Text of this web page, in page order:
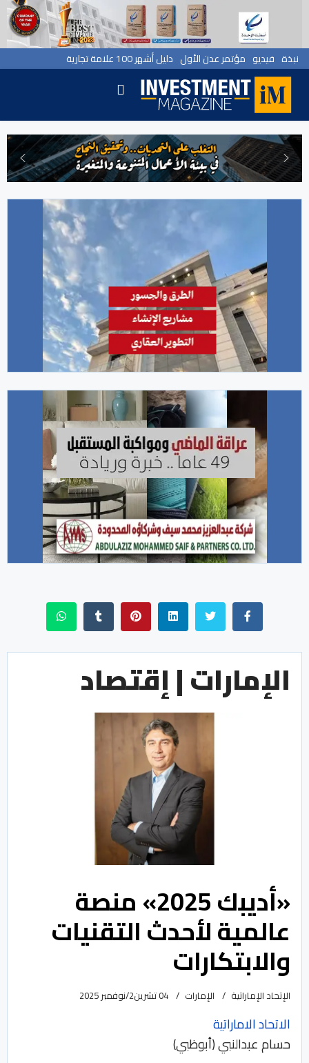
نبذة فيديو مؤتمر عدن الأول دليل أشهر 100 علامة تجارية
الإمارات | إقتصاد
«أديبك 2025» منصة
عالمية لأحدث التقنيات
والابتكارات
الإتحاد الإماراتية الإمارات 04 تشرين2/نوفمبر 2025
الاتحاد الاماراتية
حسام عبدالنبي (أبوظبي)